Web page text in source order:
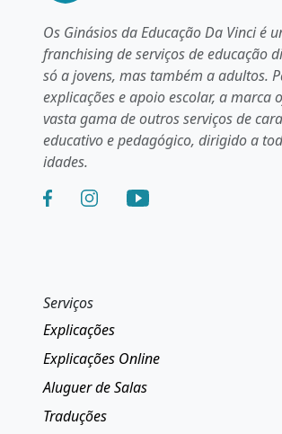
Os Ginásios da Educação Da Vinci é
franchising de serviços de educação
só a jovens, mas também a adultos.
explicações e apoio escolar, a marca
vasta gama de outros serviços de
educativo e pedagógico, dirigido a
idades.
Serviços
Explicações
Explicações Online
Aluguer de Salas
Traduções